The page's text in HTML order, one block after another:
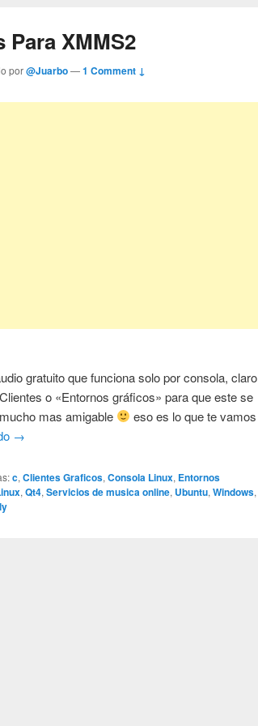
XMMS2
por@Juarbo—1 Comment ↓
gratuito que funciona solo por consola, claro
o «Entornos gráficos» para que este se
mas amigable
eso es lo que te vamos
→
c,Clientes Graficos,Consola Linux, Entornos
,Qt4,Servicios de musica online, Ubuntu,Windows,